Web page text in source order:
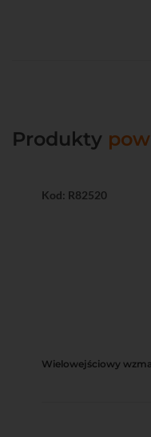
Produkty
Kod: R82520
Wielowejściowy